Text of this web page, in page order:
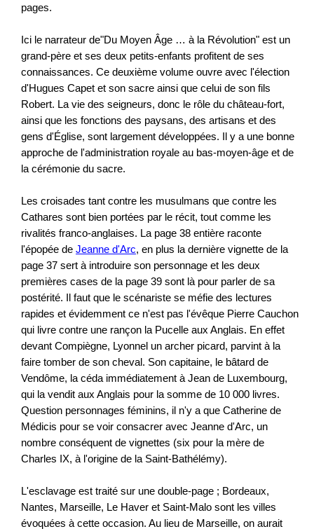
pages.
Ici le narrateur de"Du Moyen Âge … à la Révolution" est un
grand-père et ses deux petits-enfants profitent de ses
connaissances. Ce deuxième volume ouvre avec l'élection
d'Hugues Capet et son sacre ainsi que celui de son fils
Robert. La vie des seigneurs, donc le rôle du château-fort,
ainsi que les fonctions des paysans, des artisans et des
gens d'Église, sont largement développées. Il y a une bonne
approche de l'administration royale au bas-moyen-âge et de
la cérémonie du sacre.
Les croisades tant contre les musulmans que contre les
Cathares sont bien portées par le récit, tout comme les
rivalités franco-anglaises. La page 38 entière raconte
l'épopée de Jeanne d'Arc, en plus la dernière vignette de la
page 37 sert à introduire son personnage et les deux
premières cases de la page 39 sont là pour parler de sa
postérité. Il faut que le scénariste se méfie des lectures
rapides et évidemment ce n'est pas l'évêque Pierre Cauchon
qui livre contre une rançon la Pucelle aux Anglais. En effet
devant Compiègne, Lyonnel un archer picard, parvint à la
faire tomber de son cheval. Son capitaine, le bâtard de
Vendôme, la céda immédiatement à Jean de Luxembourg,
qui la vendit aux Anglais pour la somme de 10 000 livres.
Question personnages féminins, il n'y a que Catherine de
Médicis pour se voir consacrer avec Jeanne d'Arc, un
nombre conséquent de vignettes (six pour la mère de
Charles IX, à l'origine de la Saint-Bathélémy).
L'esclavage est traité sur une double-page ; Bordeaux,
Nantes, Marseille, Le Haver et Saint-Malo sont les villes
évoquées à cette occasion. Au lieu de Marseille, on aurait